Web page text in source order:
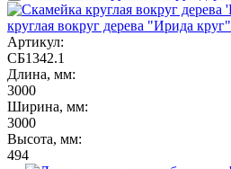
круглая вокруг дерева "Ирида круг"
Артикул:
СБ1342.1
Длина, мм:
3000
Ширина, мм:
3000
Высота, мм:
494